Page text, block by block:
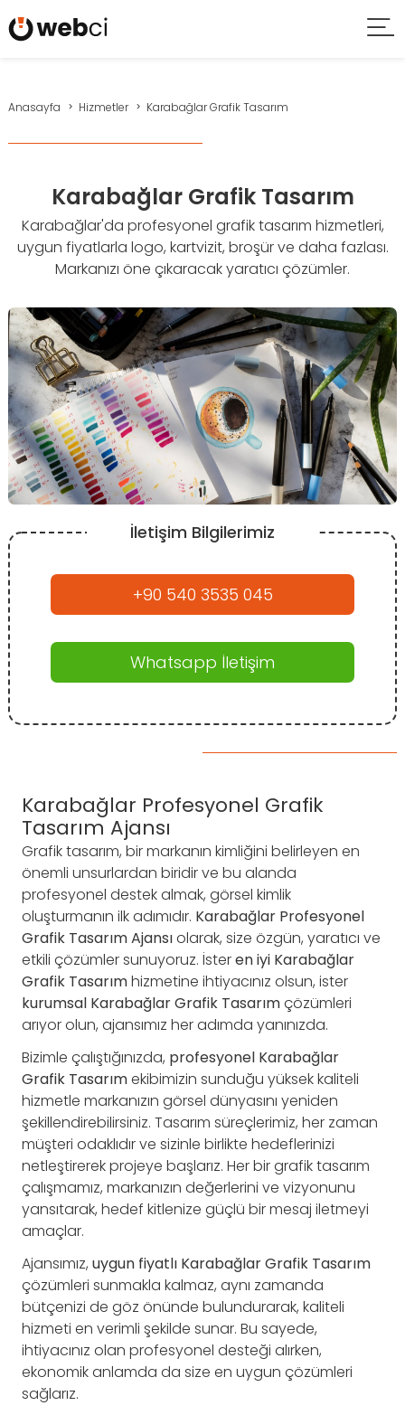
Anasayfa Hizmetler Karabağlar Grafik Tasarım
Karabağlar Grafik Tasarım
Karabağlar'da profesyonel grafik tasarım hizmetleri,
uygun fiyatlarla logo, kartvizit, broşür ve daha fazlası.
Markanızı öne çıkaracak yaratıcı çözümler.
İletişim Bilgilerimiz
+90 540 3535 045
Whatsapp İletişim
Karabağlar Profesyonel Grafik
Tasarım Ajansı
Grafik tasarım, bir markanın kimliğini belirleyen en
önemli unsurlardan biridir ve bu alanda
profesyonel destek almak, görsel kimlik
oluşturmanın ilk adımıdır. Karabağlar Profesyonel
Grafik Tasarım Ajansıolarak, size özgün, yaratıcı ve
etkili çözümler sunuyoruz. İsteren iyi Karabağlar
Grafik Tasarımhizmetine ihtiyacınız olsun, ister
kurumsal Karabağlar Grafik Tasarımçözümleri
arıyor olun, ajansımız her adımda yanınızda.
Bizimle çalıştığınızda, profesyonel Karabağlar
Grafik Tasarımekibimizin sunduğu yüksek kaliteli
hizmetle markanızın görsel dünyasını yeniden
şekillendirebilirsiniz. Tasarım süreçlerimiz, her zaman
müşteri odaklıdır ve sizinle birlikte hedeflerinizi
netleştirerek projeye başlarız. Her bir grafik tasarım
çalışmamız, markanızın değerlerini ve vizyonunu
yansıtarak, hedef kitlenize güçlü bir mesaj iletmeyi
amaçlar.
Ajansımız, uygun fiyatlı Karabağlar Grafik Tasarım
çözümleri sunmakla kalmaz, aynı zamanda
bütçenizi de göz önünde bulundurarak, kaliteli
hizmeti en verimli şekilde sunar. Bu sayede,
ihtiyacınız olan profesyonel desteği alırken,
ekonomik anlamda da size en uygun çözümleri
sağlarız.